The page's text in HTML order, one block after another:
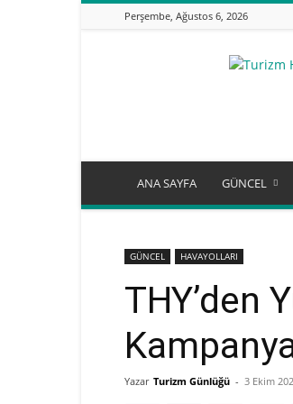
Perşembe, Ağustos 6, 2026
ANA SAYFA GÜNCEL
GÜNCEL HAVAYOLLARI
THY’den
Yazar Turizm Günlüğü - 3 Ekim